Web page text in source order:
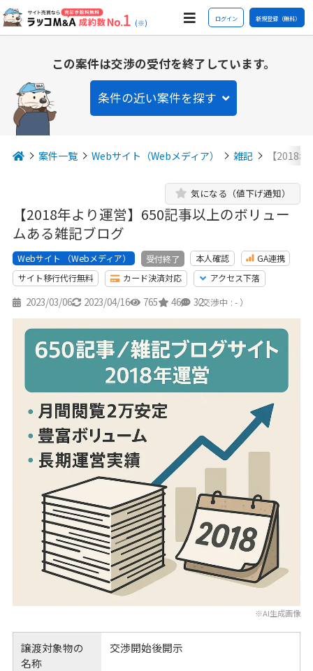
(※) ログイン 新規登録（無料）
この案件は交渉の受付を終了しています。
条件の近い案件を探す
案件一覧 Webサイト（Webメディア） 雑記 【2018
【2018年より運営】650記事以上のボリュー
ムある雑記ブログ
気になる（値下げ通知）
Webサイト （Webメディア） 受付終了 本人確認
GA連携
サイト移行代行無料
カード決済対応 アクセス下落
2023/03/06 2023/04/16 765 46 32
（交渉中 : - ）
※AI生成画像
譲渡対象物の
名称
交渉開始後開示